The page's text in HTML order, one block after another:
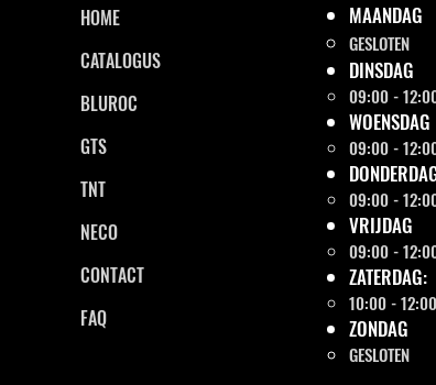
HOME
CATALOGUS
BLUROC
GTS
TNT
NECO
CONTACT
FAQ
MAANDAG
GESLOTEN
DINSDAG
09:00 -
WOENSDAG
09:00 -
09:00 -
VRIJDAG
09:00 -
ZATERDAG:
10:00 -
ZONDAG
GESLOTEN